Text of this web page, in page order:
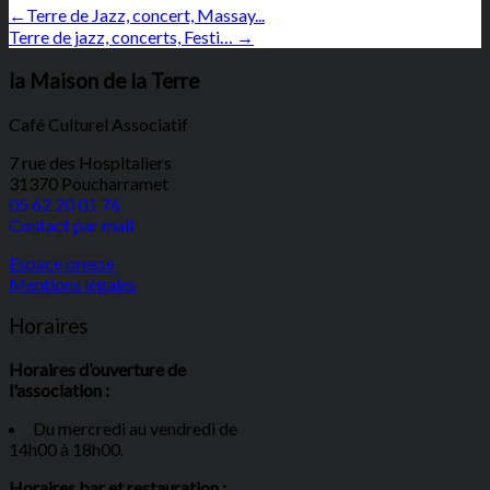
← Terre de Jazz, concert, Massay...
Terre de jazz, concerts, Festi… →
la Maison de la Terre
Café Culturel Associatif
7 rue des Hospitaliers
31370 Poucharramet
05 62 20 01 76
Contact par mail
Espace presse
Mentions légales
Horaires
Horaires d’ouverture de
l'association :
Du mercredi au vendredi de
14h00 à 18h00.